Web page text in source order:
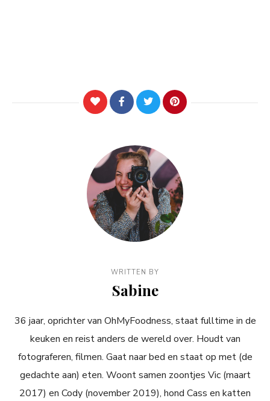
WRITTEN BY
Sabine
36 jaar, oprichter van OhMyFoodness, staat fulltime in de
keuken en reist anders de wereld over. Houdt van
fotograferen, filmen. Gaat naar bed en staat op met (de
gedachte aan) eten. Woont samen zoontjes Vic (maart
2017) en Cody (november 2019), hond Cass en katten